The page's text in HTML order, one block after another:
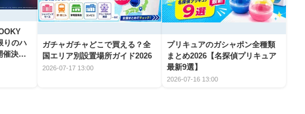
りのハ
催決
ガチャガチャどこで買える？全
国エリア別設置場所ガイド2026
2026-07-17 13:00
プリキュアのガシャポン全種類
まとめ2026【名探偵プリキュア
最新9選】
2026-07-16 13:00